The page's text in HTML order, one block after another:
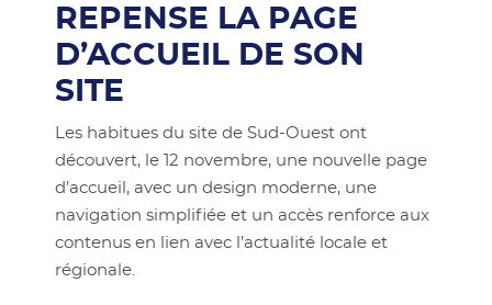
REPENSE LA PAGE
D’ACCUEIL DE SON
SITE
Les habitues du site de Sud-Ouest ont
découvert, le 12 novembre, une nouvelle page
d’accueil, avec un design moderne, une
navigation simplifiée et un accès renforce aux
contenus en lien avec l’actualité locale et
régionale.